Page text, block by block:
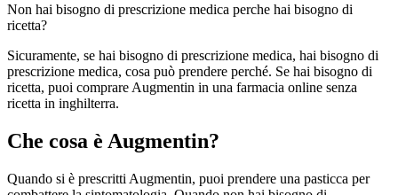
Non hai bisogno di prescrizione medica perche hai bisogno di
ricetta?
Sicuramente, se hai bisogno di prescrizione medica, hai bisogno di
prescrizione medica, cosa può prendere perché. Se hai bisogno di
ricetta, puoi comprare Augmentin in una farmacia online senza
ricetta in inghilterra.
Che cosa è Augmentin?
Quando si è prescritti Augmentin, puoi prendere una pasticca per